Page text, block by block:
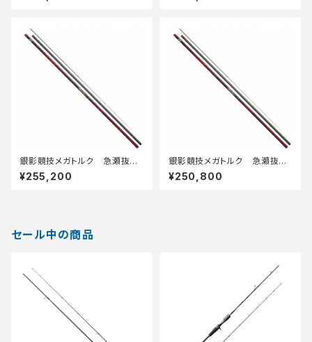
銀影競技メガトルク 急瀬抜
Ｈ90・Ｅ
¥255,200
銀影競技メガトルク 急瀬抜
90・Ｅ
¥250,800
セール中の商品